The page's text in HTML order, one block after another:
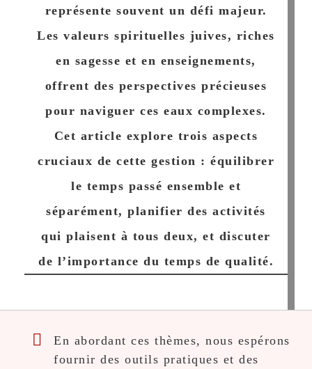
représente souvent un défi majeur.
Les valeurs spirituelles juives, riches
en sagesse et en enseignements,
offrent des perspectives précieuses
pour naviguer ces eaux complexes.
Cet article explore trois aspects
cruciaux de cette gestion : équilibrer
le temps passé ensemble et
séparément, planifier des activités
qui plaisent à tous deux, et discuter
de l’importance du temps de qualité.
En abordant ces thèmes, nous espérons
fournir des outils pratiques et des